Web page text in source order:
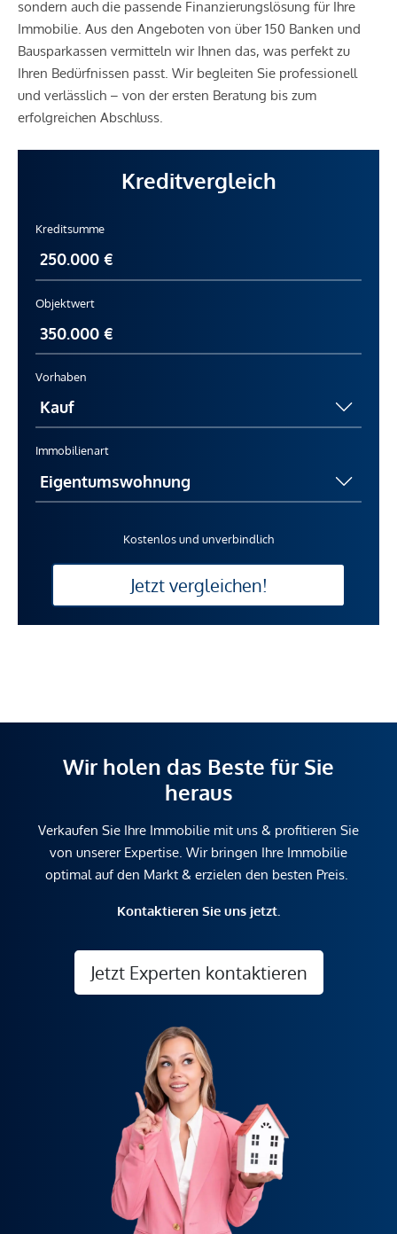
sondern auch die passende Finanzierungslösung für Ihre
Immobilie. Aus den Angeboten von über 150 Banken und
Bausparkassen vermitteln wir Ihnen das, was perfekt zu
Ihren Bedürfnissen passt. Wir begleiten Sie professionell
und verlässlich – von der ersten Beratung bis zum
erfolgreichen Abschluss.
Kreditvergleich
Kreditsumme
Objektwert
Vorhaben
Immobilienart
Kostenlos und unverbindlich
Jetzt vergleichen!
Wir holen das Beste für Sie
heraus
Verkaufen Sie Ihre Immobilie mit uns & profitieren Sie
von unserer Expertise. Wir bringen Ihre Immobilie
optimal auf den Markt & erzielen den besten Preis.
Kontaktieren Sie uns jetzt.
Jetzt Experten kontaktieren